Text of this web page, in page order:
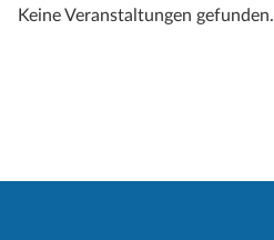
Keine Veranstaltungen gefunden.